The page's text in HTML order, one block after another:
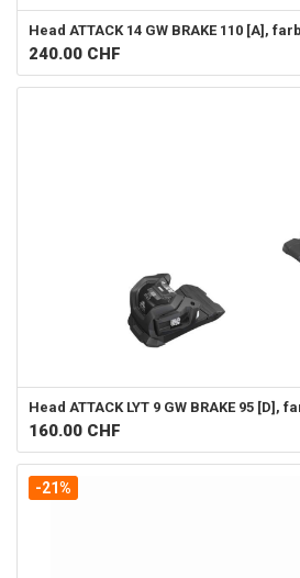
Head ATTACK 14 GW BRAKE 110 [A],
240.00 CHF
Head ATTACK LYT 9 GW BRAKE 95 [D],
160.00 CHF
-21%